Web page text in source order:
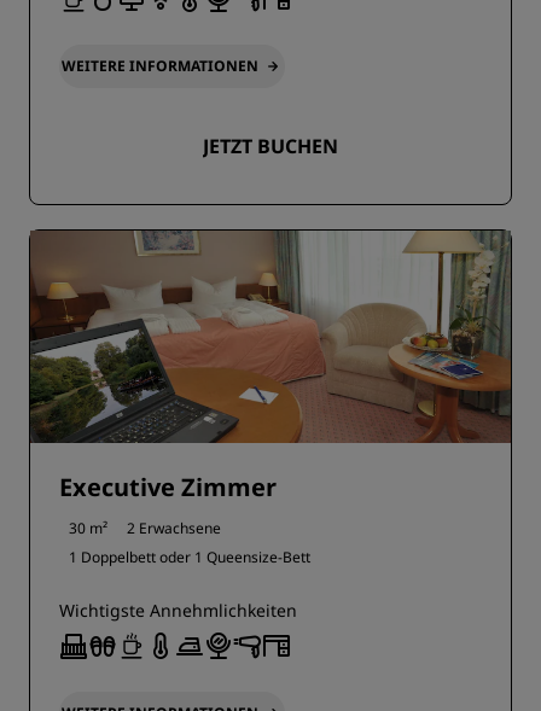
WEITERE INFORMATIONEN
JETZT BUCHEN
Executive Zimmer
30 m²
2 Erwachsene
1 Doppelbett oder 1 Queensize-Bett
Wichtigste Annehmlichkeiten